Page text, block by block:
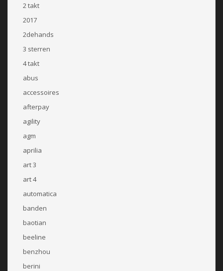
2 takt
2017
2dehands
3 sterren
4 takt
abus
accessoires
afterpay
agility
agm
aprilia
art 3
art 4
automatica
banden
baotian
beeline
benzhou
berini